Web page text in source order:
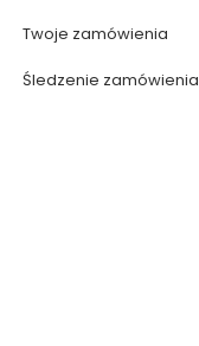
Twoje zamówienia
Śledzenie zamówienia